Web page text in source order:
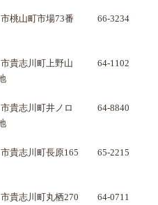
桃山町市場73番
66-3234
貴志川町上野山
64-1102
貴志川町井ノロ
64-8840
貴志川町長原165
65-2215
貴志川町丸栖270
64-0711